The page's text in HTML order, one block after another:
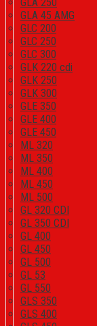
GLA 45 AMG
GLC 200
GLC 250
GLC 300
GLK 220 cdi
GLK 250
GLK 300
GLE 350
GLE 400
GLE 450
ML 320
ML 350
ML 400
ML 450
ML 500
GL 320 CDI
GL 350 CDI
GL 400
GL 450
GL 500
GL 53
GL 550
GLS 350
GLS 400